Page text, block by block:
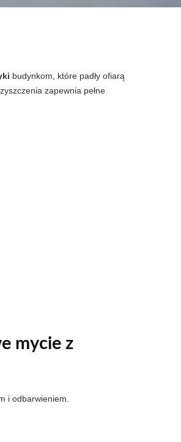
budynkom, które padły ofiarą
zapewnia pełne
mycie z
i odbarwieniem.